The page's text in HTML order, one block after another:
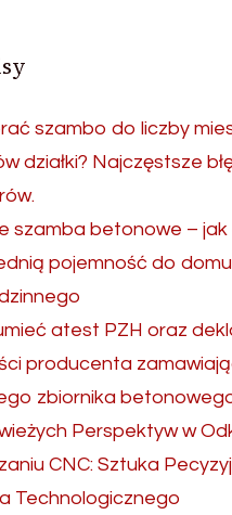
szambo do liczby
działki? Najczęstsze
szamba betonowe –
pojemność do domu
atest PZH oraz
producenta
zbiornika
Perspektyw w
CNC: Sztuka
Technologicznego